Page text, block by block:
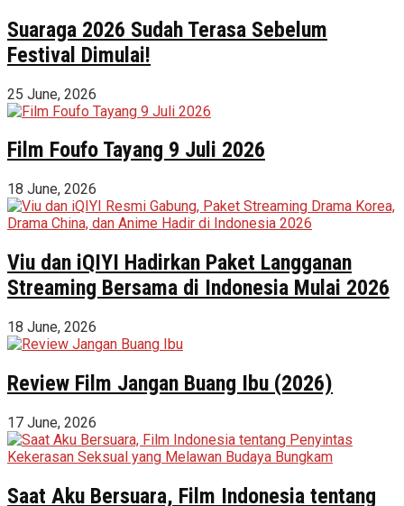
Suaraga 2026 Sudah Terasa Sebelum
Festival Dimulai!
25 June, 2026
Film Foufo Tayang 9 Juli 2026
18 June, 2026
Viu dan iQIYI Hadirkan Paket Langganan
Streaming Bersama di Indonesia Mulai 2026
18 June, 2026
Review Film Jangan Buang Ibu (2026)
17 June, 2026
Saat Aku Bersuara, Film Indonesia tentang